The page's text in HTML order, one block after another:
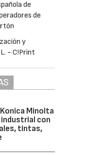
Minolta
con
tintas,